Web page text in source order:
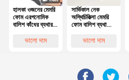
হালকা ওজনের মেমরি
ফোম এরগনোমিক
বালিশ কাঁধের ব্যথার
ভালো দাম
সার্ভিকাল নেক
অস্থিচিকিত্সা মেমরি
ফোম বালিশ ব্যথা
Ergonomic
ভালো দাম